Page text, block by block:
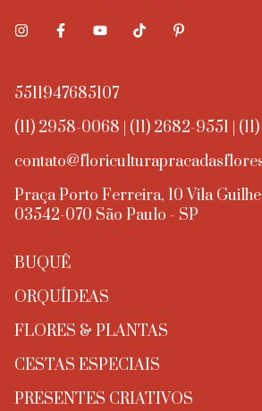
5511947685107
(11) 2958-0068 | (11) 2682-9551 | (11)
Praça Porto Ferreira, 10 Vila
03542-070 São Paulo - SP
BUQUÊ
ORQUÍDEAS
FLORES & PLANTAS
CESTAS ESPECIAIS
PRESENTES CRIATIVOS